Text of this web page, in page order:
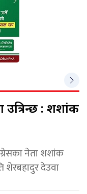
उत्रिन्छ : शशांक
नेता शशांक
शेरबहादुर देउवा